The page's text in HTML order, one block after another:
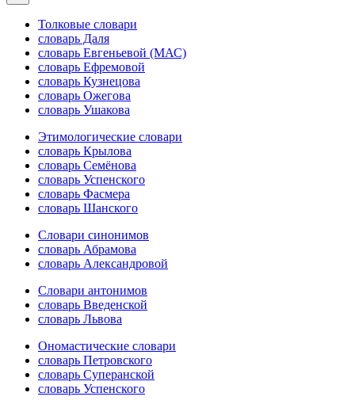
Толковые словари
словарь Даля
словарь Евгеньевой (МАС)
словарь Ефремовой
словарь Кузнецова
словарь Ожегова
словарь Ушакова
Этимологические словари
словарь Крылова
словарь Семёнова
словарь Успенского
словарь Фасмера
словарь Шанского
Словари синонимов
словарь Абрамова
словарь Александровой
Словари антонимов
словарь Введенской
словарь Львова
Ономастические словари
словарь Петровского
словарь Суперанской
словарь Успенского